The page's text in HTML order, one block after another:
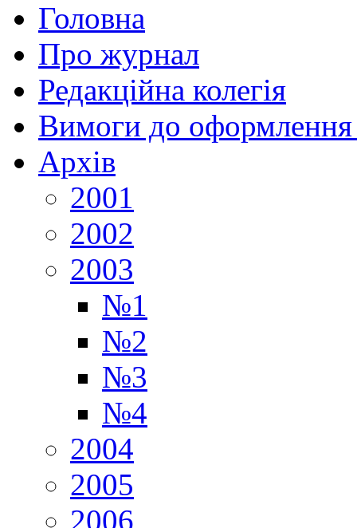
Головна
Про журнал
Редакційна колегія
Вимоги до оформлення
Архів
2001
2002
2003
№1
№2
№3
№4
2004
2005
2006